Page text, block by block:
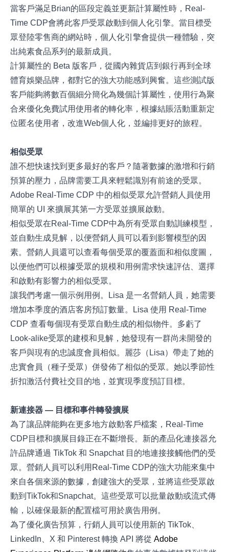
當客戶滿足Brian的區段定義並更新計算屬性時，Real-
Time CDP會將此客戶受眾啟動到個人化引擎。當目標受
眾登陸零售商的網站時，個人化引擎會提供一種體驗，突
出純素食品系列的最新成員。
計算屬性的 Beta 版客戶，從國內雜貨店到銀行再到全球
體育娛樂品牌，都對它的強大功能感到興奮。這些測試版
客戶能夠將數百個細分簡化為幾個計算屬性，使用行為聚
合來優化免費試用使用者的轉化率，根據結賬活動重新定
位匿名使用者，改進Web個人化，並編排更好的旅程。
相似受眾
誰不想快速找到更多最好的客戶？隨著數據的激增和行銷
預算的壓力，品牌需要工具來輕鬆識別有前途的受眾。
Adobe Real-Time CDP 中的相似受眾允許營銷人員使用
簡單的 UI 來擴展其第一方受眾並擴展啟動。
相似受眾在Real-Time CDP中為所有受眾自動訓練模型，
並自動生成見解，以便營銷人員可以看到影響模型的因
素。營銷人員還可以查看每個受眾的覆蓋面和相似度圖，
以便他們可以根據受眾的規模和用例需求快速評估、選擇
和啟動有影響力的相似受眾。
讓我們考慮一個示例用例。Lisa 是一名營銷人員，她需要
增加本季度的酒店客房預訂數量。Lisa 使用 Real-Time
CDP 查看每個現有受眾自動生成的相似物件。多虧了
Look-alike受眾的建模和見解，她發現有一群尚未開發的
客戶與現有的忠誠度會員相似。麗莎（Lisa）帶走了她的
忠實會員（種子受眾）併發佈了相似的受眾。她以季節性
折扣激活付費社交目的地，並實現季度預訂目標。
新連接器 — 目標和事件轉發擴展
為了讓品牌能夠在更多地方啟動客戶檔案，Real-Time
CDP目標和擴展目錄正在不斷增長。新的產品化連接器允
許品牌通過 TikTok 和 Snapchat 目的地連接接觸他們的受
眾。營銷人員可以利用Real-Time CDP的強大功能來集中
來自各個來源的數據，創建強大的受眾，並將這些受眾啟
動到TikTok和Snapchat。這些受眾可以批量啟動或流式傳
輸，以確保最新的配置檔可用於廣告用例。
為了優化廣告預算，行銷人員可以使用新的 TikTok、
LinkedIn、X 和 Pinterest 轉換 API 將從 Adobe